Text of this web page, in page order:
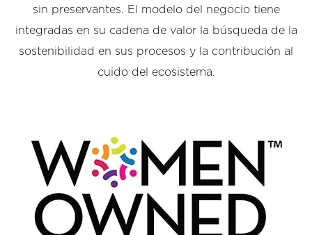
sin preservantes. El modelo del negocio tiene
integradas en su cadena de valor la búsqueda de la
sostenibilidad en sus procesos y la contribución al
cuido del ecosistema.